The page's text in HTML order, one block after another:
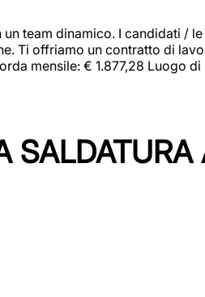
team dinamico. I candidati
Ti offriamo un contratto di
mensile: € 1.877,28 Luogo